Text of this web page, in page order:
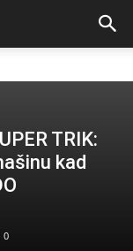
TRIK:
kad
0